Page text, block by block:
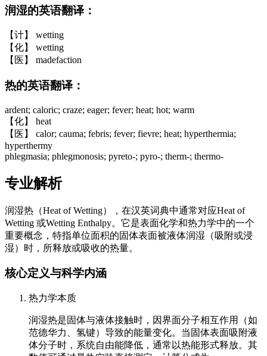
润湿的英语翻译：
【计】 wetting
【化】 wetting
【医】 madefaction
热的英语翻译：
ardent; caloric; craze; eager; fever; heat; hot; warm
【化】 heat
【医】 calor; cauma; febris; fever; fievre; heat; hyperthermia;
hyperthermy
phlegmasia; phlegmonosis; pyreto-; pyro-; therm-; thermo-
专业解析
润湿热（Heat of Wetting），在汉英词典中通常对应Heat of
Wetting 或Wetting Enthalpy。它是表面化学和热力学中的一个
重要概念，特指单位面积的固体表面被液体润湿（吸附或浸
湿）时，所释放或吸收的热量。
核心定义与科学内涵
热力学本质
润湿热是固体与液体接触时，因界面分子相互作用（如
范德华力、氢键）导致的能量变化。当固体表面吸附液
体分子时，系统自由能降低，通常以热能形式释放。其